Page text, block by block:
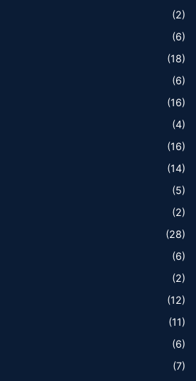
(2)
(6)
(18)
(6)
(16)
(4)
(16)
(14)
(5)
(2)
(28)
(6)
(2)
(12)
(11)
(6)
(7)